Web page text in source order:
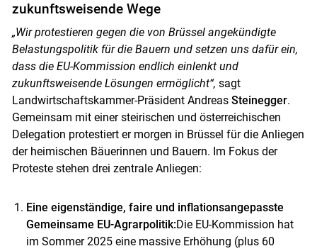
Skip to main content
zukunftsweisende Wege
„Wir protestieren gegen die von Brüssel angekündigte
Belastungspolitik für die Bauern und setzen uns dafür ein,
dass die EU-Kommission endlich einlenkt und
zukunftsweisende Lösungen ermöglicht“, sagt
Landwirtschaftskammer-Präsident Andreas Steinegger.
Gemeinsam mit einer steirischen und österreichischen
Delegation protestiert er morgen in Brüssel für die Anliegen
der heimischen Bäuerinnen und Bauern. Im Fokus der
Proteste stehen drei zentrale Anliegen:
Eine eigenständige, faire und inflationsangepasste
Gemeinsame EU-Agrarpolitik:Die EU-Kommission hat
im Sommer 2025 eine massive Erhöhung (plus 60